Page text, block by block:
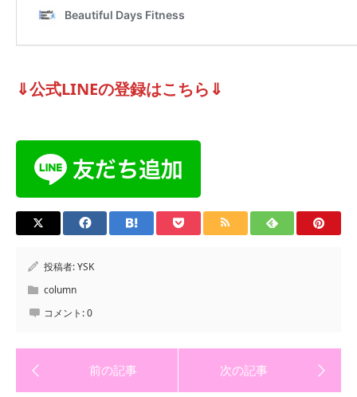
⇓公式LINEの登録はこちら⇓
投稿者:YSK
column
コメント:0